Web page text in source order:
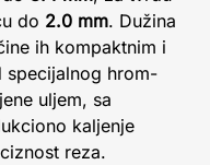
do 2.0 mm. Dužina
ih kompaktnim i
specijalnog hrom-
uljem, sa
kaljenje
reza.